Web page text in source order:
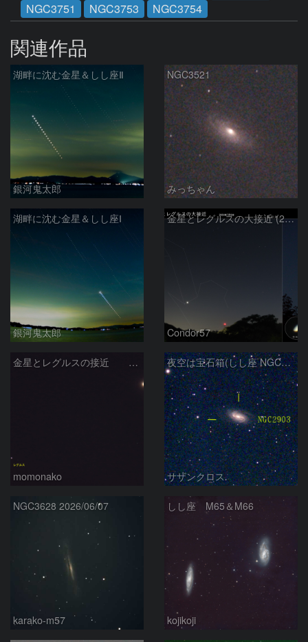
NGC3751
NGC3753 NGC3754
関連作品
湖畔に沈む金星＆しし座Ⅱ
銀河鬼太郎
NGC3521
みっちゃん
湖畔に沈む金星＆しし座Ⅰ
銀河鬼太郎
金星とレグルスの大接近 (2026/07/09)
Condor57
金星とレグルスの接近 260709
momonako
夜空は宝石箱(しし座 NGC2903) Seestar50
サザンクロス
NGC3628 2026/06/07
karako-m57
しし座 M65＆M66
kojikoji